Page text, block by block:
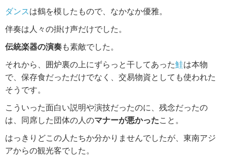
ダンスは鶴を模したもので、なかなか優雅。
伴奏は人々の掛け声だけでした。
伝統楽器の演奏も素敵でした。
それから、囲炉裏の上にずらっと干してあった鮭は本物
で、保存食だっただけでなく、交易物資としても使われた
そうです。
こういった面白い説明や演技だったのに、残念だったの
は、同席した団体の人のマナーが悪かったこと。
はっきりどこの人たちか分かりませんでしたが、東南アジ
アからの観光客でした。